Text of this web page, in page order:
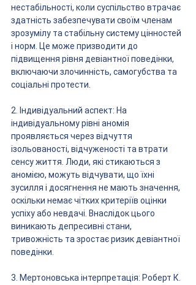
нестабільності, коли суспільство втрачає
здатність забезпечувати своїм членам
зрозумілу та стабільну систему цінностей
і норм. Це може призводити до
підвищення рівня девіантної поведінки,
включаючи злочинність, самогубства та
соціальні протести.
2. Індивідуальний аспект: На
індивідуальному рівні аномія
проявляється через відчуття
ізольованості, відчуженості та втрати
сенсу життя. Люди, які стикаються з
аномією, можуть відчувати, що їхні
зусилля і досягнення не мають значення,
оскільки немає чітких критеріїв оцінки
успіху або невдачі. Внаслідок цього
виникають депресивні стани,
тривожність та зростає ризик девіантної
поведінки.
3. Мертоновська інтерпретація: Роберт К.